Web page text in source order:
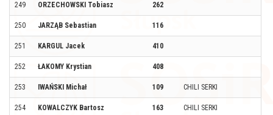
249 ORZECHOWSKI Tobiasz 262
250 JARZĄB Sebastian 116
251 KARGUL Jacek 410
252 ŁAKOMY Krystian 408
253 IWAŃSKI Michał 109 CHILI SERKI
254 KOWALCZYK Bartosz 163 CHILI SERKI